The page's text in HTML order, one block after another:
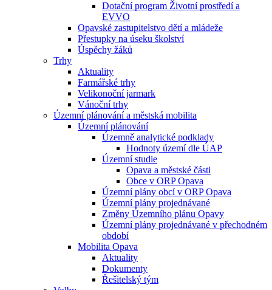
Dotační program Životní prostředí a
EVVO
Opavské zastupitelstvo dětí a mládeže
Přestupky na úseku školství
Úspěchy žáků
Trhy
Aktuality
Farmářské trhy
Velikonoční jarmark
Vánoční trhy
Územní plánování a městská mobilita
Územní plánování
Územně analytické podklady
Hodnoty území dle ÚAP
Územní studie
Opava a městské části
Obce v ORP Opava
Územní plány obcí v ORP Opava
Územní plány projednávané
Změny Územního plánu Opavy
Územní plány projednávané v přechodném
období
Mobilita Opava
Aktuality
Dokumenty
Řešitelský tým